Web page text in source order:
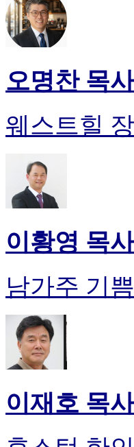
오명찬 목사
웨스트힐
이황영 목사
남가주 기
이재호 목사